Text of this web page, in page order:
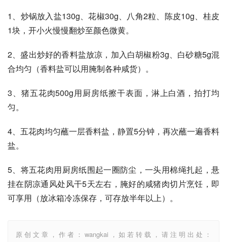
1、炒锅放入盐130g、花椒30g、八角2粒、陈皮10g、桂皮
1块，开小火慢慢翻炒至颜色微黄。
2、盛出炒好的香料盐放凉，加入白胡椒粉3g、白砂糖5g混
合均匀（香料盐可以用腌制各种咸货）。
3、猪五花肉500g用厨房纸擦干表面，淋上白酒，拍打均
匀。
4、五花肉均匀蘸一层香料盐，静置5分钟，再次蘸一遍香料
盐。
5、将五花肉用厨房纸围起一圈防尘，一头用棉绳扎起，悬
挂在阴凉通风处风干5天左右，腌好的咸猪肉切片烹饪，即
可享用（放冰箱冷冻保存，可存放半年以上）。
原创文章，作者：wangkai，如若转载，请注明出处：